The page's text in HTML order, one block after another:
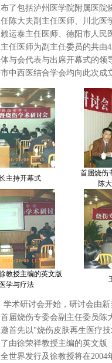
了包括泸州医学院附属医
陈大夫副主任医师、川北
运泰主任医师、德阳市人
任医师为副主任委员的共
与会代表与出席开幕式的
中西医结合学会均向此次成
主持开幕式
首届烧伤
陈
教授主编的英文版
学与疗法
学术研讨会开始，研讨会由
届烧伤专委会副主任委员
首先以"烧伤皮肤再生医疗
由徐荣祥教授主编的英文
世界发行及徐教授将在